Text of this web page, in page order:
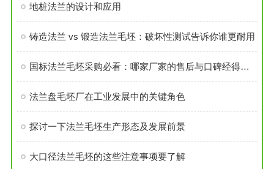
地桩法兰的设计和应用
铸造法兰 vs 锻造法兰毛坯：破坏性测试告诉你谁更耐用
国标法兰毛坯采购必看：哪家厂家的售后与口碑经得起考验？
法兰盘毛坯厂在工业发展中的关键角色
探讨一下法兰毛坯生产形态及发展前景
大口径法兰毛坯的这些注意事项要了解